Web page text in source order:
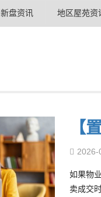
新盘资讯 地区屋苑资
【
2026-
如果物
卖成交